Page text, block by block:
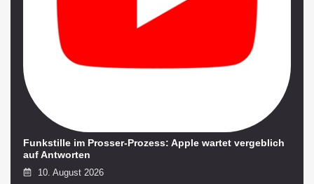
Funkstille im Prosser-Prozess: Apple wartet vergeblich
auf Antworten
10. August 2026